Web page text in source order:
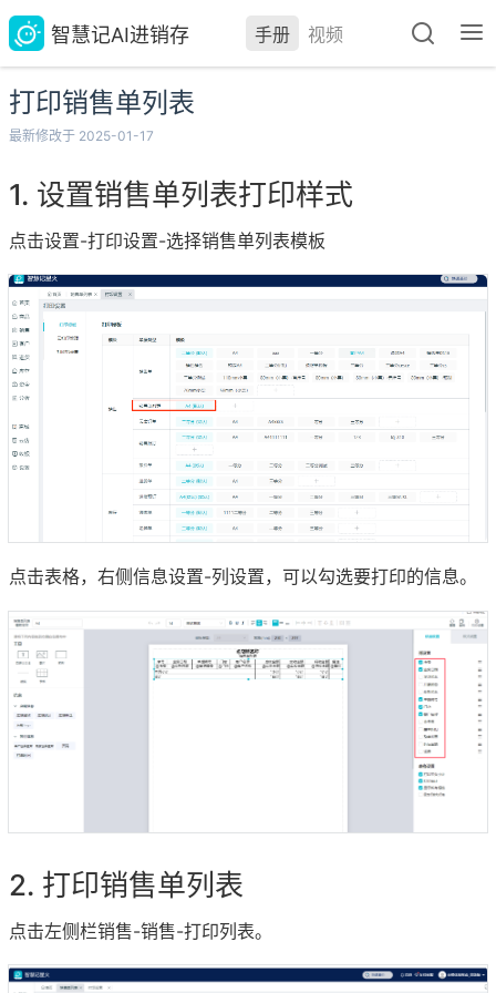
智慧记AI进销存 手册 视频
打印销售单列表
最新修改于 2025-01-17
设置销售单列表打印样式
点击设置-打印设置-选择销售单列表模板
点击表格，右侧信息设置-列设置，可以勾选要打印的信息。
打印销售单列表
点击左侧栏销售-销售-打印列表。